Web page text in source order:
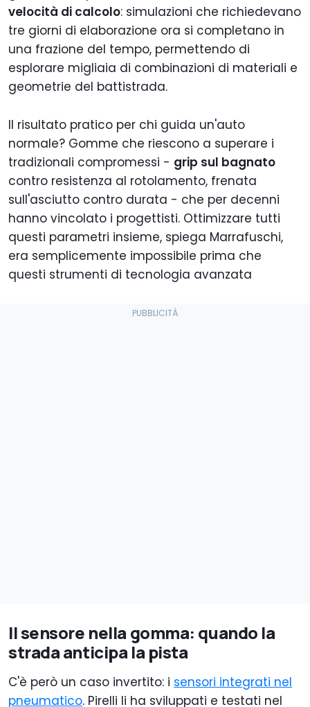
velocità di calcolo: simulazioni che richiedevano
tre giorni di elaborazione ora si completano in
una frazione del tempo, permettendo di
esplorare migliaia di combinazioni di materiali e
geometrie del battistrada.
Il risultato pratico per chi guida un'auto
normale? Gomme che riescono a superare i
tradizionali compromessi - grip sul bagnato
contro resistenza al rotolamento, frenata
sull'asciutto contro durata - che per decenni
hanno vincolato i progettisti. Ottimizzare tutti
questi parametri insieme, spiega Marrafuschi,
era semplicemente impossibile prima che
questi strumenti di tecnologia avanzata
Il sensore nella gomma: quando la
strada anticipa la pista
C'è però un caso invertito: i sensori integrati nel
pneumatico. Pirelli li ha sviluppati e testati nel